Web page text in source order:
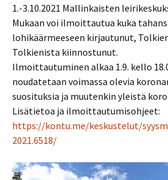
1.-3.10.2021 Mallinkaisten
Mukaan voi ilmoittautua kuka
lohikäärmeeseen kirjautunut,
Tolkienista kiinnostunut.
Ilmoittautuminen alkaa 1.9. kello
noudatetaan voimassa olevia
suosituksia ja muutenkin yleistä
Lisätietoa ja ilmoittautumisohjeet:
https://kontu.me/keskustelut/
2021.6518/